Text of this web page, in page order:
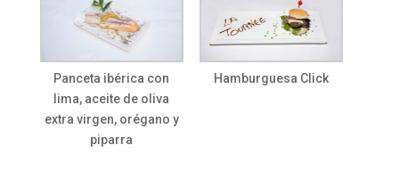
Panceta ibérica con
lima, aceite de oliva
extra virgen, orégano y
piparra
Hamburguesa Click